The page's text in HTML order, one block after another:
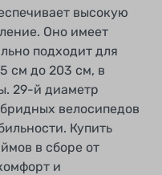
высокую
Оно имеет
подходит для
см до 203 см, в
29-й диаметр
велосипедов
Купить
в сборе от
и